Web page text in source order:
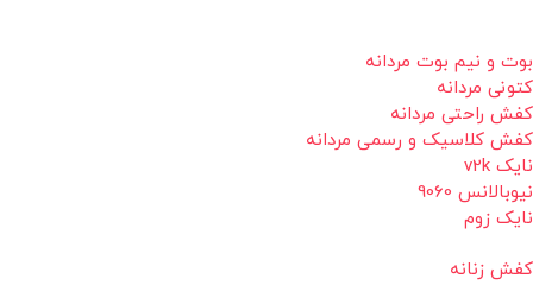
بوت و نیم بوت مردانه
کتونی مردانه
کفش راحتی مردانه
کفش کلاسیک و رسمی مردانه
نایک v2k
نیوبالانس 9060
نایک زوم
کفش زنانه